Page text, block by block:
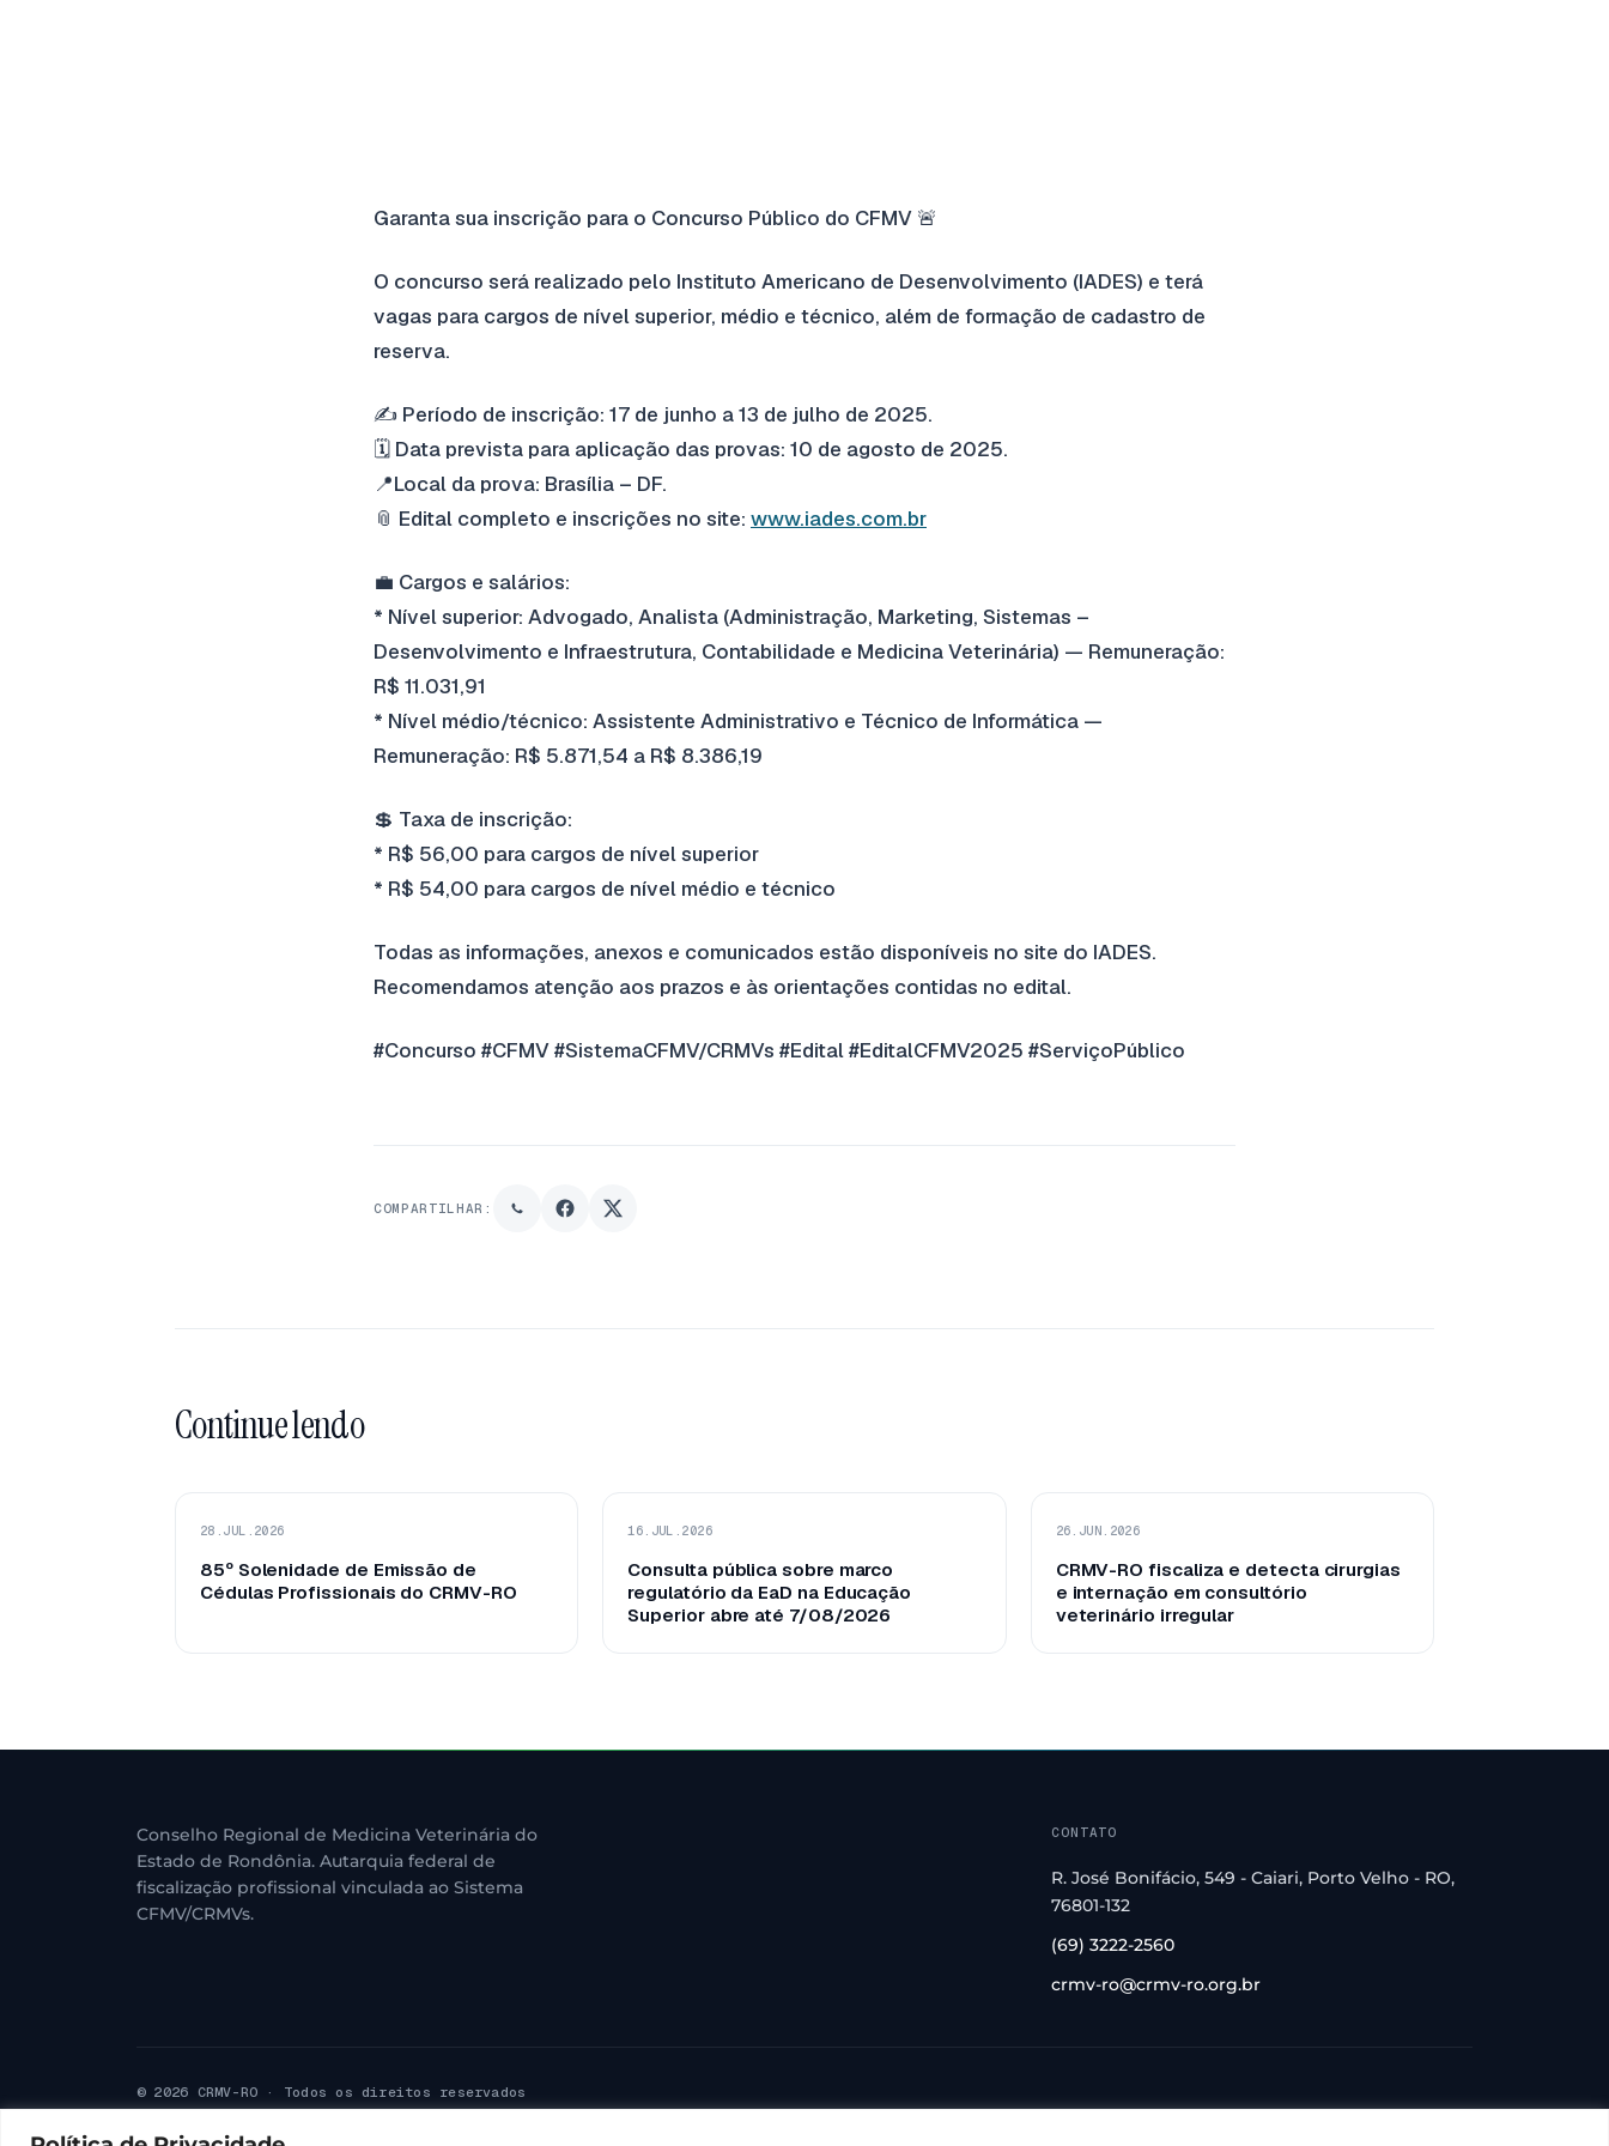
Garanta sua inscrição para o Concurso Público do CFMV 🚨
O concurso será realizado pelo Instituto Americano de Desenvolvimento (IADES) e terá
vagas para cargos de nível superior, médio e técnico, além de formação de cadastro de
reserva.
✍️ Período de inscrição: 17 de junho a 13 de julho de 2025.
🗓 Data prevista para aplicação das provas: 10 de agosto de 2025.
📍Local da prova: Brasília – DF.
📎 Edital completo e inscrições no site: www.iades.com.br
💼 Cargos e salários:
* Nível superior: Advogado, Analista (Administração, Marketing, Sistemas –
Desenvolvimento e Infraestrutura, Contabilidade e Medicina Veterinária) — Remuneração:
R$ 11.031,91
* Nível médio/técnico: Assistente Administrativo e Técnico de Informática —
Remuneração: R$ 5.871,54 a R$ 8.386,19
💲 Taxa de inscrição:
* R$ 56,00 para cargos de nível superior
* R$ 54,00 para cargos de nível médio e técnico
Todas as informações, anexos e comunicados estão disponíveis no site do IADES.
Recomendamos atenção aos prazos e às orientações contidas no edital.
#Concurso #CFMV #SistemaCFMV/CRMVs #Edital #EditalCFMV2025 #ServiçoPúblico
COMPARTILHAR:
Continue lendo
28.JUL.2026
85º Solenidade de Emissão de
Cédulas Profissionais do CRMV-RO
16.JUL.2026
Consulta pública sobre marco
regulatório da EaD na Educação
Superior abre até 7/08/2026
26.JUN.2026
CRMV-RO fiscaliza e detecta cirurgias
e internação em consultório
veterinário irregular
Conselho Regional de Medicina Veterinária do
Estado de Rondônia. Autarquia federal de
fiscalização profissional vinculada ao Sistema
CFMV/CRMVs.
CONTATO
R. José Bonifácio, 549 - Caiari, Porto Velho - RO,
76801-132
(69) 3222-2560
crmv-ro@crmv-ro.org.br
© 2026 CRMV-RO · Todos os direitos reservados